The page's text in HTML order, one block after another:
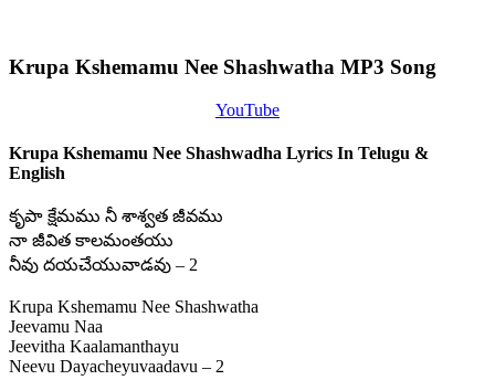
Krupa Kshemamu Nee Shashwatha MP3 Song
YouTube
Krupa Kshemamu Nee Shashwadha Lyrics In Telugu &
English
కృపా క్షేమము నీ శాశ్వత జీవము
నా జీవిత కాలమంతయు
నీవు దయచేయువాడవు – 2
Krupa Kshemamu Nee Shashwatha
Jeevamu Naa
Jeevitha Kaalamanthayu
Neevu Dayacheyuvaadavu – 2